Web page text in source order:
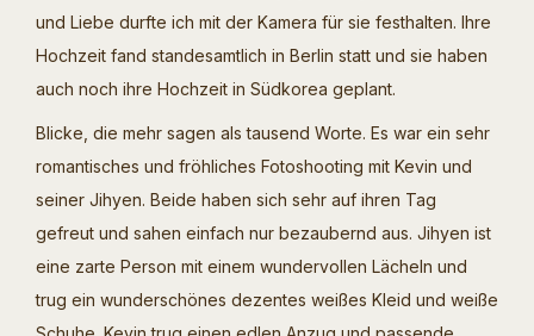
und Liebe durfte ich mit der Kamera für sie festhalten. Ihre
Hochzeit fand standesamtlich in Berlin statt und sie haben
auch noch ihre Hochzeit in Südkorea geplant.
Blicke, die mehr sagen als tausend Worte. Es war ein sehr
romantisches und fröhliches Fotoshooting mit Kevin und
seiner Jihyen. Beide haben sich sehr auf ihren Tag
gefreut und sahen einfach nur bezaubernd aus. Jihyen ist
eine zarte Person mit einem wundervollen Lächeln und
trug ein wunderschönes dezentes weißes Kleid und weiße